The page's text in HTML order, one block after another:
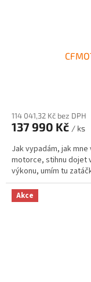
produktu
je
z
5
hvězdiček.
114 041,32 Kč bez DPH
137 990 Kč / ks
Jak vypadám, jak
motorce, stihnu dojet
výkonu, umím tu
Akce